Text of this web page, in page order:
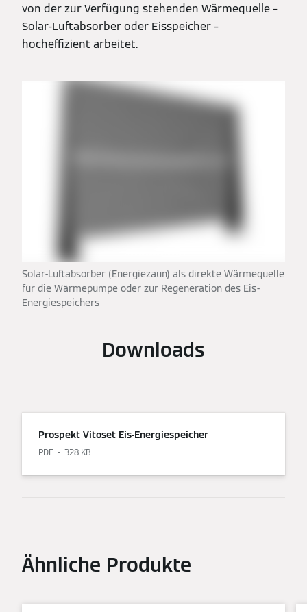
von der zur Verfügung stehenden Wärmequelle –
Solar-Luftabsorber oder Eisspeicher –
hocheffizient arbeitet.
Solar-Luftabsorber (Energiezaun) als direkte Wärmequelle
für die Wärmepumpe oder zur Regeneration des Eis-
Energiespeichers
Downloads
Prospekt Vitoset Eis-Energiespeicher
PDF 328 KB
Ähnliche Produkte